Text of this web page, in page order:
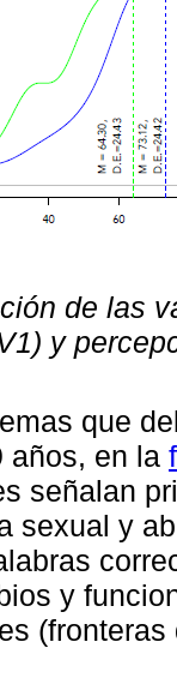
de las
y
que
años, en la
señalan
sexual y
y